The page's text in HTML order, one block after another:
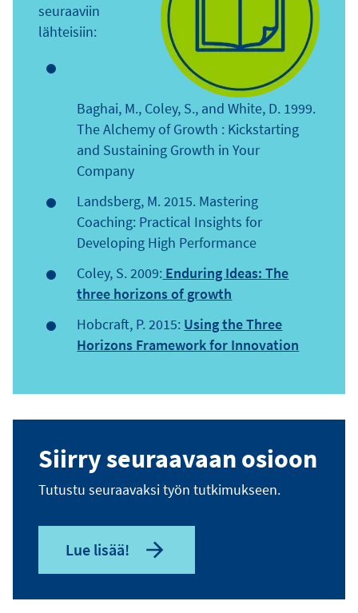
seuraaviin
lähteisiin:
Baghai, M., Coley, S., and White, D. 1999.
The Alchemy of Growth : Kickstarting
and Sustaining Growth in Your
Company
Landsberg, M. 2015. Mastering
Coaching: Practical Insights for
Developing High Performance
Coley, S. 2009: Enduring Ideas: The
three horizons of growth
Hobcraft, P. 2015: Using the Three
Horizons Framework for Innovation
Siirry seuraavaan osioon
Tutustu seuraavaksi työn tutkimukseen.
Lue lisää!